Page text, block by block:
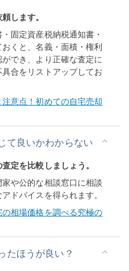
します。
固定資産税納税通知書・
くと、名義・面積・権利
でき、より正確な査定に
合をリストアップしてお
意点！初めての自宅売却
て良いかわからない
定を比較しましょう。
や公的な相談窓口に相談
ドバイスを得られます。
相場価格を調べる究極の
たほうが良い？